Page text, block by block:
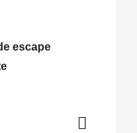
escape
